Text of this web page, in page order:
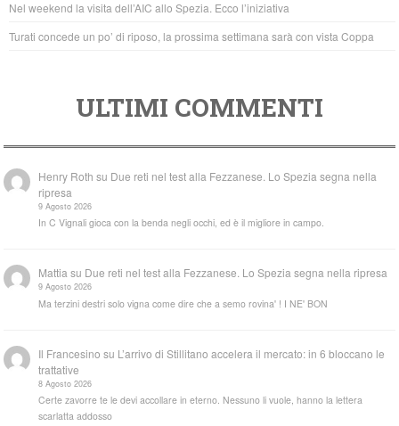
Nel weekend la visita dell’AIC allo Spezia. Ecco l’iniziativa
Turati concede un po’ di riposo, la prossima settimana sarà con vista Coppa
ULTIMI COMMENTI
Henry Roth su Due reti nel test alla Fezzanese. Lo Spezia segna nella
ripresa
9 Agosto 2026
In C Vignali gioca con la benda negli occhi, ed è il migliore in campo.
Mattia su Due reti nel test alla Fezzanese. Lo Spezia segna nella ripresa
9 Agosto 2026
Ma terzini destri solo vigna come dire che a semo rovina' ! I NE' BON
Il Francesino su L’arrivo di Stillitano accelera il mercato: in 6 bloccano le
trattative
8 Agosto 2026
Certe zavorre te le devi accollare in eterno. Nessuno li vuole, hanno la lettera
scarlatta addosso